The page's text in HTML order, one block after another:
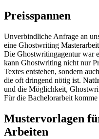
Preisspannen
Unverbindliche Anfrage an
eine Ghostwriting
Die Ghostwritingagentur war
kann Ghostwriting nicht nur
Textes entstehen, sondern
die oft dringend nötig ist.
und die Möglichkeit,
Für die Bachelorarbeit
Mustervorlagen
Arbeiten